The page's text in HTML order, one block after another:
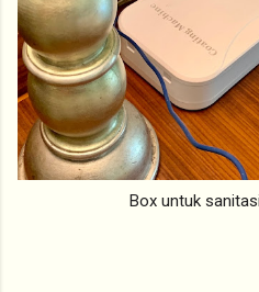
Box untuk